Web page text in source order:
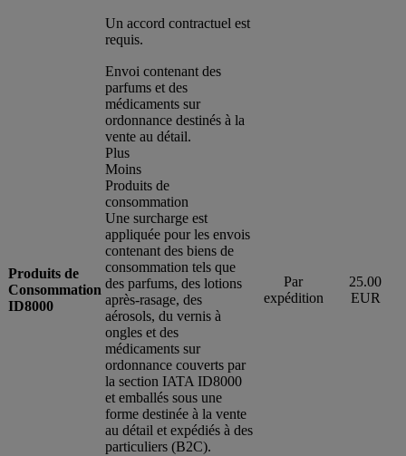
Un accord contractuel est
requis.
Produits de
Consommation
ID8000
Envoi contenant des
parfums et des
médicaments sur
ordonnance destinés à la
vente au détail.
Plus
Moins
Produits de
consommation
Une surcharge est
appliquée pour les envois
contenant des biens de
consommation tels que
des parfums, des lotions
après-rasage, des
aérosols, du vernis à
ongles et des
médicaments sur
ordonnance couverts par
la section IATA ID8000
et emballés sous une
forme destinée à la vente
au détail et expédiés à des
particuliers (B2C).
Par
expédition
25.00
EUR